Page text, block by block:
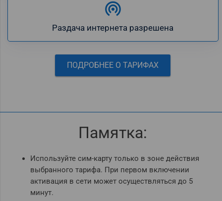
wifi_tethering
Раздача интернета разрешена
ПОДРОБНЕЕ О ТАРИФАХ
Памятка:
Используйте сим-карту только в зоне действия
выбранного тарифа. При первом включении
активация в сети может осуществляться до 5
минут.